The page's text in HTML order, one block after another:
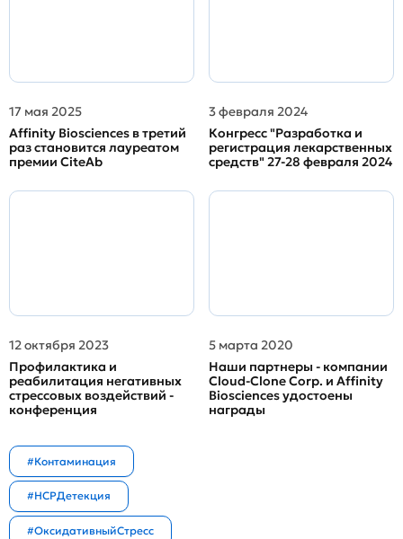
17 мая 2025
Affinity Biosciences в третий
раз становится лауреатом
премии CiteAb
3 февраля 2024
Конгресс "Разработка и
регистрация лекарственных
средств" 27-28 февраля 2024
12 октября 2023
Профилактика и
реабилитация негативных
стрессовых воздействий -
конференция
5 марта 2020
Наши партнеры - компании
Cloud-Clone Corp. и Affinity
Biosciences удостоены
награды
#Контаминация
#HCPДетекция
#ОксидативныйСтресс